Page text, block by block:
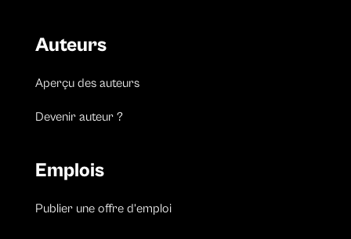
Auteurs
Aperçu des auteurs
Devenir auteur ?
Emplois
Publier une offre d’emploi